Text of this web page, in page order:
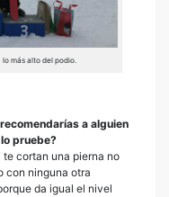
más alto del podio.
a alguien
pruebe?
te cortan una pierna no
con ninguna otra
da igual el nivel